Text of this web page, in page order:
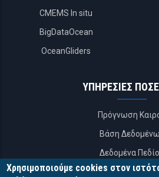
CMEMS In situ
BigDataOcean
OceanGliders
ΥΠΗΡΕΣΙΕΣ
Πρόγνωση
Βάση
Δεδομένα
APIs
Χρησιμοποιούμε cookies στον